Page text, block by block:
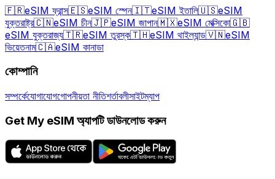
🇫🇷eSIM ফ্রান্স🇪🇸eSIM স্পেন🇮🇹eSIM ইতালি🇺🇸eSIM
যুক্তরাষ্ট্র🇨🇳eSIM চীন🇯🇵eSIM জাপান🇲🇽eSIM মেক্সিকো🇬🇧
eSIM যুক্তরাজ্য🇹🇷eSIM তুরস্ক🇹🇭eSIM থাইল্যান্ড🇻🇳eSIM
ভিয়েতনাম🇨🇦eSIM কানাডা
কোম্পানি
সম্পর্কেযোগাযোগগোপনীয়তা নীতিশর্তাবলীসাইটম্যাপ
Get My eSIM অ্যাপটি ডাউনলোড করুন